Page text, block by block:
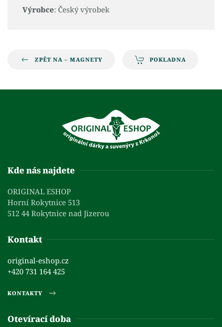
Výrobce: Český výrobek
ZPĚT NA – MAGNETY POKLADNA
Kde nás najdete
ORIGINAL ESHOP
Horní Rokytnice 513
512 44 Rokytnice nad Jizerou
Kontakt
original-eshop.cz
+420 731 164 425
KONTAKTY
Otevírací doba